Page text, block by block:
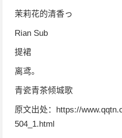
茉莉花的清香っ
Rian Sub
提裙
离鸢。
青瓷青茶倾城歌
原文出处：https://
504_1.html